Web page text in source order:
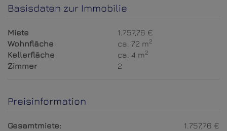
Basisdaten zur Immobilie
Miete
1.757,76 €
Wohnfläche
ca. 72 m2
Kellerfläche ca. 4 m2
Zimmer 2
Preisinformation
Gesamtmiete:
1.757,76 €